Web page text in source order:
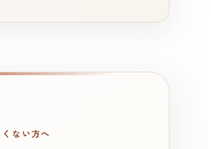
ない方へ